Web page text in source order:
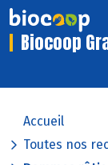
Biocoop
Accueil
Toutes nos